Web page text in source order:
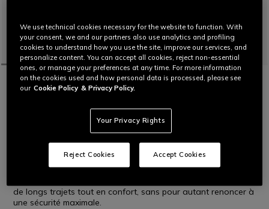
ACCUEIL MOTO HOMMES PANTALONS IMPERMÉABLES
SUPER ADVENTURE ABSØLUTESHELL™ -
Pantalon de moto idéal pour les longs voyages aventureux
tout-terrain par temps tempéré ou très chaud.
Extrêmement polyvalent, ergonomique et fonctionnel grâce à
sa construction modulaire et aux empiècements élastiqués
de longs trajets tout en confort, sans pour autant renoncer à
une sécurité maximale.
We use technical cookies necessary for the website to function. With
your consent, we and our partners also use analytics and profiling
cookies to understand how you use the site, improve our services, and
personalize content. You can accept all cookies, reject non-essential
ones, or manage your preferences at any time. For more information
on the cookies used and how personal data is processed, please see
our Cookie Policy & Privacy Policy.
Your Privacy Rights
Reject Cookies Accept Cookies